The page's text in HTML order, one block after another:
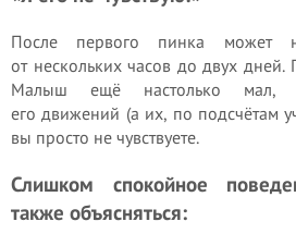
После первого пинка может
от нескольких часов до двух дней.
Малыш ещё настолько мал,
его движений (а их, по подсчётам
вы просто не чувствуете.
Слишком спокойное
также объясняться: